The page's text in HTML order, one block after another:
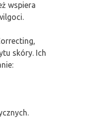
wspiera
skóry. Ich